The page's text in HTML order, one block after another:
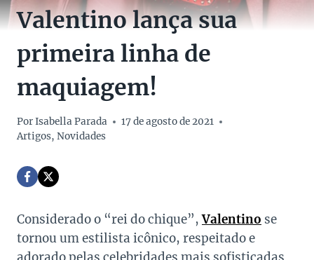
Valentino lança sua
primeira linha de
maquiagem!
PorIsabella Parada
17 de agosto de 2021
Artigos, Novidades
Considerado o “rei do chique”,Valentino se
tornou um estilista icônico, respeitado e